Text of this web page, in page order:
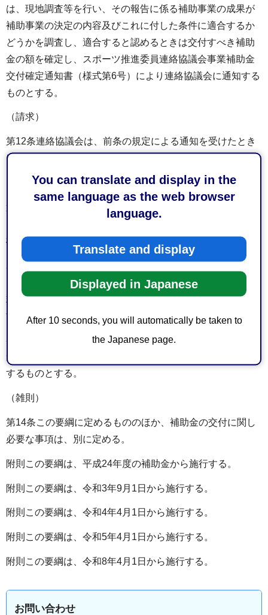
You can translate and display in the
same language as the web browser
language.
Translate and display
Displayed in Japanese
After 10 seconds, you will automatically be taken to
the Japanese page.
は、現地調査等を行い、その報告に係る補助事業の成果が
補助事業の決定の内容及びこれに付した条件に適合するか
どうかを調査し、適合すると認めるときは交付すべき補助
金の額を確定し、スポーツ推進委員連絡協議会事業補助金
交付確定通知書（様式第6号）により連絡協議会に通知する
ものとする。
（請求）
第12条連絡協議会は、前条の規定による通知を受けたとき
は、速やかに請求書を市長に提出しなければならない。
（概算払）
第13条前条の規定にかかわらず、市長は、補助事業の目的
概算払することができる。
2連絡協議会が前項の規定により概算払を請求するときは、
スポーツ推進委員連絡協議会事業補助金概算払請求書（様
式第7号）に資金計画書を添付して、市長に提出するものと
する。
3概算払により交付した補助金の額と第11条の規定により通
知した額とに過不足が生じたときは、速やかにこれを精算
するものとする。
（雑則）
第14条この要綱に定めるもののほか、補助金の交付に関し
必要な事項は、別に定める。
附則この要綱は、平成24年度の補助金から施行する。
附則この要綱は、令和3年9月1日から施行する。
附則この要綱は、令和4年4月1日から施行する。
附則この要綱は、令和5年4月1日から施行する。
附則この要綱は、令和8年4月1日から施行する。
お問い合わせ